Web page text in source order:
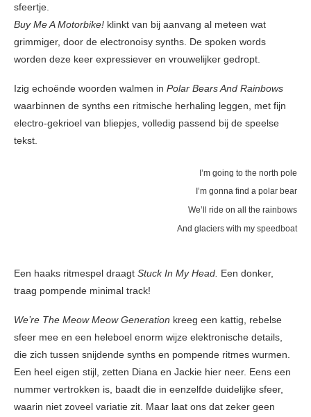
sfeertje.
Buy Me A Motorbike! klinkt van bij aanvang al meteen wat
grimmiger, door de electronoisy synths. De spoken words
worden deze keer expressiever en vrouwelijker gedropt.
Izig echoënde woorden walmen in Polar Bears And Rainbows
waarbinnen de synths een ritmische herhaling leggen, met fijn
electro-gekrioel van bliepjes, volledig passend bij de speelse
tekst.
I’m going to the north pole
I’m gonna find a polar bear
We’ll ride on all the rainbows
And glaciers with my speedboat
Een haaks ritmespel draagt Stuck In My Head. Een donker,
traag pompende minimal track!
We’re The Meow Meow Generation kreeg een kattig, rebelse
sfeer mee en een heleboel enorm wijze elektronische details,
die zich tussen snijdende synths en pompende ritmes wurmen.
Een heel eigen stijl, zetten Diana en Jackie hier neer. Eens een
nummer vertrokken is, baadt die in eenzelfde duidelijke sfeer,
waarin niet zoveel variatie zit. Maar laat ons dat zeker geen